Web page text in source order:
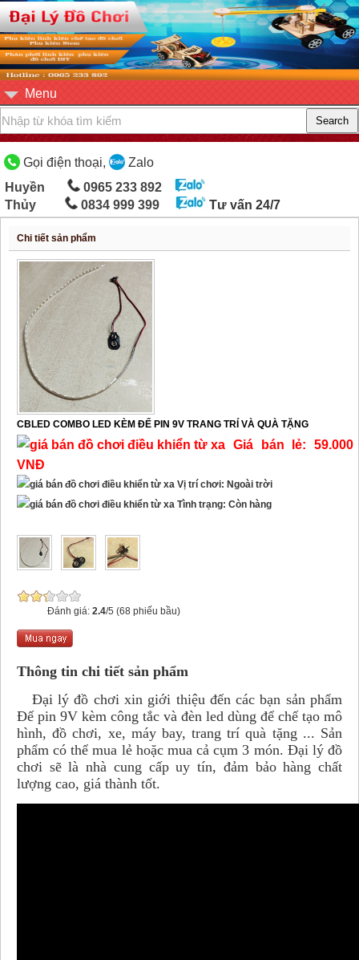
Menu
Gọi điện thoại,
Zalo
Huyền
0965 233 892
Thủy
0834 999 399 Tư vấn 24/7
Chi tiết sản phẩm
CBLED COMBO LED KÈM ĐẾ PIN 9V TRANG TRÍ VÀ QUÀ TẶNG
Giá bán lẻ: 59.000
VNĐ
Vị trí chơi: Ngoài trời
Tình trạng: Còn hàng
Đánh giá:2.4/5 (68 phiếu bầu)
Thông tin chi tiết sản phẩm
Đại lý đồ chơi xin giới thiệu đến các bạn sản phẩm
Đế pin 9V kèm công tắc và đèn led dùng để chế tạo mô
hình, đồ chơi, xe, máy bay, trang trí quà tặng ... Sản
phẩm có thể mua lẻ hoặc mua cả cụm 3 món. Đại lý đồ
chơi sẽ là nhà cung cấp uy tín, đảm bảo hàng chất
lượng cao, giá thành tốt.